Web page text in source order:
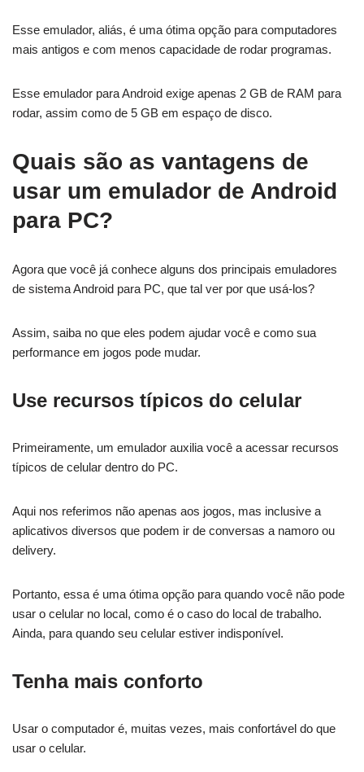
Esse emulador, aliás, é uma ótima opção para computadores
mais antigos e com menos capacidade de rodar programas.
Esse emulador para Android exige apenas 2 GB de RAM para
rodar, assim como de 5 GB em espaço de disco.
Quais são as vantagens de
usar um emulador de Android
para PC?
Agora que você já conhece alguns dos principais emuladores
de sistema Android para PC, que tal ver por que usá-los?
Assim, saiba no que eles podem ajudar você e como sua
performance em jogos pode mudar.
Use recursos típicos do celular
Primeiramente, um emulador auxilia você a acessar recursos
típicos de celular dentro do PC.
Aqui nos referimos não apenas aos jogos, mas inclusive a
aplicativos diversos que podem ir de conversas a namoro ou
delivery.
Portanto, essa é uma ótima opção para quando você não pode
usar o celular no local, como é o caso do local de trabalho.
Ainda, para quando seu celular estiver indisponível.
Tenha mais conforto
Usar o computador é, muitas vezes, mais confortável do que
usar o celular.